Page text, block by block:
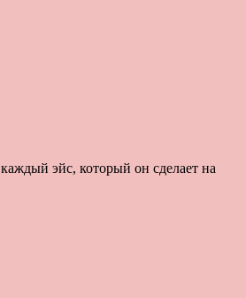
эйс, который он сделает на